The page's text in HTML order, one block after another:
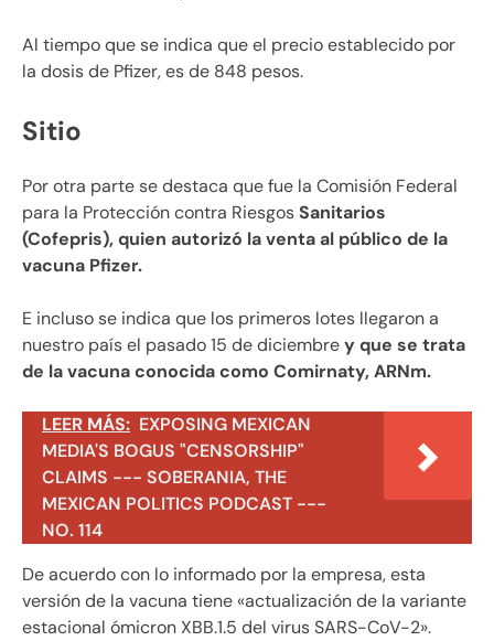
Al tiempo que se indica que el precio establecido por
la dosis de Pfizer, es de 848 pesos.
Sitio
Por otra parte se destaca que fue la Comisión Federal
para la Protección contra RiesgosSanitarios
(Cofepris), quien autorizó la venta al público de la
vacuna Pfizer.
E incluso se indica que los primeros lotes llegaron a
nuestro país el pasado 15 de diciembrey que se trata
de la vacuna conocida como Comirnaty, ARNm.
LEER MÁS: EXPOSING MEXICAN
MEDIA'S BOGUS "CENSORSHIP"
CLAIMS --- SOBERANIA, THE
MEXICAN POLITICS PODCAST ---
NO. 114
De acuerdo con lo informado por la empresa, esta
versión de la vacuna tiene «actualización de la variante
estacional ómicron XBB.1.5 del virus SARS-CoV-2».